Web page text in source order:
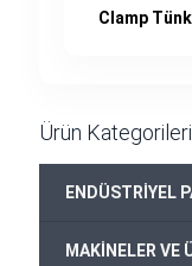
Clamp
Ürün Kategorileri
ENDÜSTRİYEL
MAKİNELER VE